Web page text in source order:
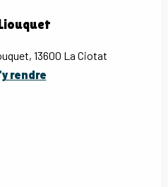
13600 La Ciotat
rendre